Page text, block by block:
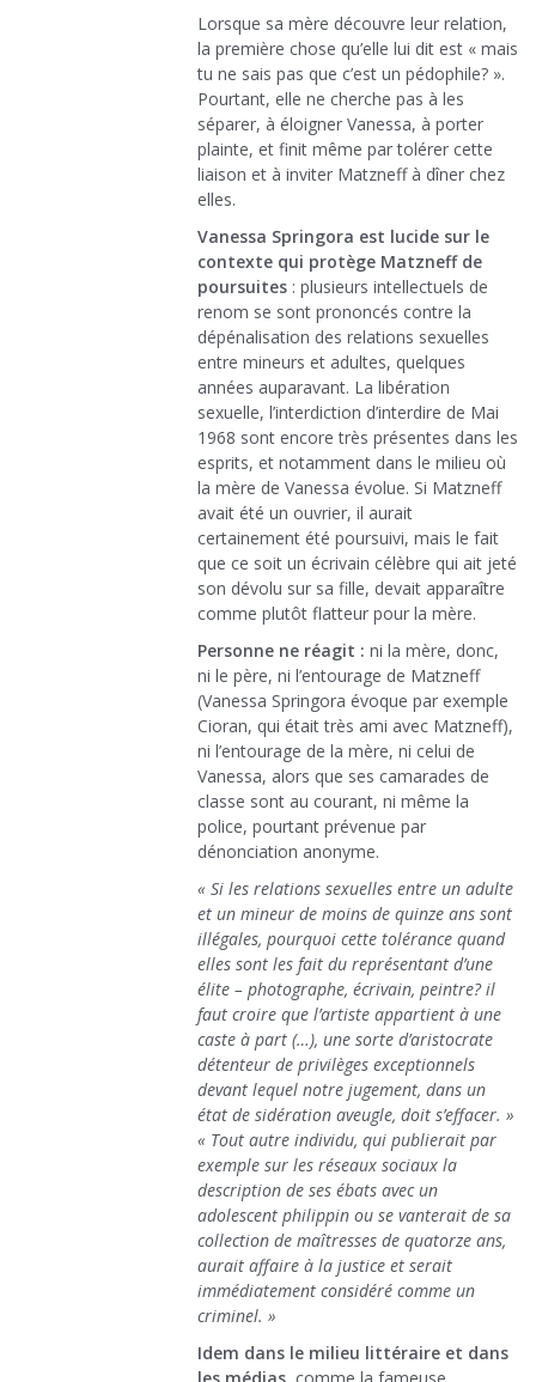
Lorsque sa mère découvre leur relation,
la première chose qu’elle lui dit est « mais
tu ne sais pas que c’est un pédophile? ».
Pourtant, elle ne cherche pas à les
séparer, à éloigner Vanessa, à porter
plainte, et finit même par tolérer cette
liaison et à inviter Matzneff à dîner chez
elles.
Vanessa Springora est lucide sur le
contexte qui protège Matzneff de
poursuites : plusieurs intellectuels de
renom se sont prononcés contre la
dépénalisation des relations sexuelles
entre mineurs et adultes, quelques
années auparavant. La libération
sexuelle, l’interdiction d’interdire de Mai
1968 sont encore très présentes dans les
esprits, et notamment dans le milieu où
la mère de Vanessa évolue. Si Matzneff
avait été un ouvrier, il aurait
certainement été poursuivi, mais le fait
que ce soit un écrivain célèbre qui ait jeté
son dévolu sur sa fille, devait apparaître
comme plutôt flatteur pour la mère.
Personne ne réagit : ni la mère, donc,
ni le père, ni l’entourage de Matzneff
(Vanessa Springora évoque par exemple
Cioran, qui était très ami avec Matzneff),
ni l’entourage de la mère, ni celui de
Vanessa, alors que ses camarades de
classe sont au courant, ni même la
police, pourtant prévenue par
dénonciation anonyme.
« Si les relations sexuelles entre un adulte
et un mineur de moins de quinze ans sont
illégales, pourquoi cette tolérance quand
elles sont les fait du représentant d’une
élite – photographe, écrivain, peintre? il
faut croire que l’artiste appartient à une
caste à part (…), une sorte d’aristocrate
détenteur de privilèges exceptionnels
devant lequel notre jugement, dans un
état de sidération aveugle, doit s’effacer. »
« Tout autre individu, qui publierait par
exemple sur les réseaux sociaux la
description de ses ébats avec un
adolescent philippin ou se vanterait de sa
collection de maîtresses de quatorze ans,
aurait affaire à la justice et serait
immédiatement considéré comme un
criminel. »
Idem dans le milieu littéraire et dans